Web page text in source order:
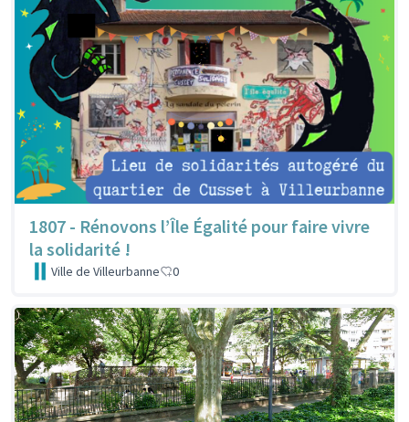
1807 - Rénovons l’Île Égalité pour faire vivre
la solidarité !
Ville de Villeurbanne 0